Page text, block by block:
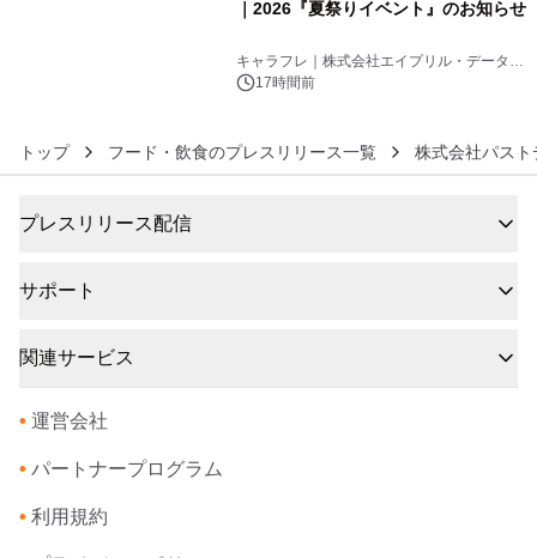
｜2026『夏祭りイベント』のお知らせ
キャラフレ｜株式会社エイプリル・データ・
デザインズ
17時間前
トップ フード・飲食のプレスリリース一覧 株式会社パスト
プレスリリース配信
サポート
関連サービス
• 運営会社
• パートナープログラム
• 利用規約